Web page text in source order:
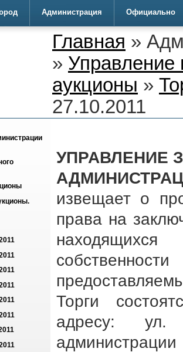
Администрация Официально
Главная »
» Управление
аукционы »
27.10.2011
УПРАВЛЕНИЕ
извещает о
права на
находящихся
Торги
адресу: ул.